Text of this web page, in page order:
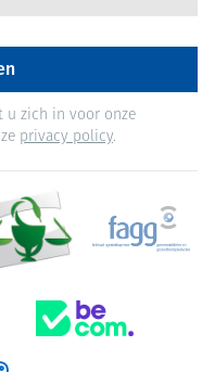
u zich in voor onze
privacy policy.